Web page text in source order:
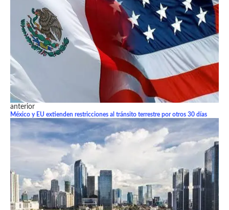
anterior
México y EU extienden restricciones al tránsito terrestre por otros 30 días